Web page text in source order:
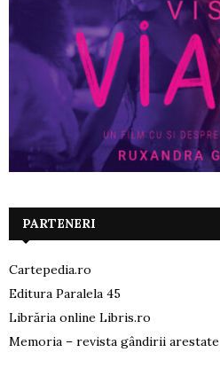
PARTENERI
Cartepedia.ro
Editura Paralela 45
Librăria online Libris.ro
Memoria – revista gândirii arestate